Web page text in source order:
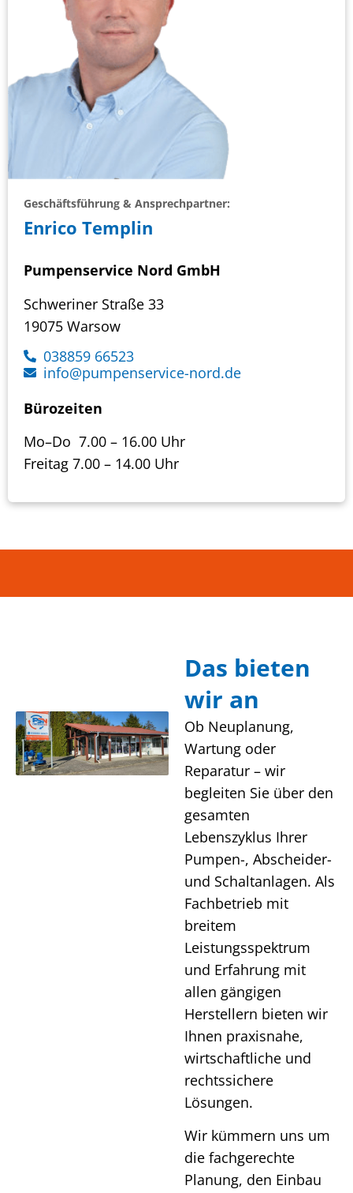
Geschäftsführung & Ansprechpartner:
Enrico Templin
Pumpenservice Nord GmbH
Schweriner Straße 33
19075 Warsow
038859 66523
info@pumpenservice-nord.de
Bürozeiten
Mo–Do 7.00 – 16.00 Uhr
Freitag 7.00 – 14.00 Uhr
Das bieten
wir an
Ob Neuplanung,
Wartung oder
Reparatur – wir
begleiten Sie über den
gesamten
Lebenszyklus Ihrer
Pumpen-, Abscheider-
und Schaltanlagen. Als
Fachbetrieb mit
breitem
Leistungsspektrum
und Erfahrung mit
allen gängigen
Herstellern bieten wir
Ihnen praxisnahe,
wirtschaftliche und
rechtssichere
Lösungen.
Wir kümmern uns um
die fachgerechte
Planung, den Einbau